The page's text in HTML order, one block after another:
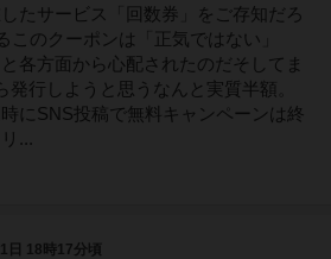
たサービス「回数券」をご存知だろ
このクーポンは「正気ではない」
各方面から心配されたのだそしてま
発行しようと思うなんと実質半額。
にSNS投稿で無料キャンペーンは終
...
18時17分頃